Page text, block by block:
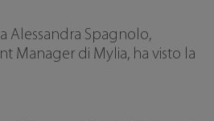
Alessandra Spagnolo,
Manager di Mylia, ha visto la